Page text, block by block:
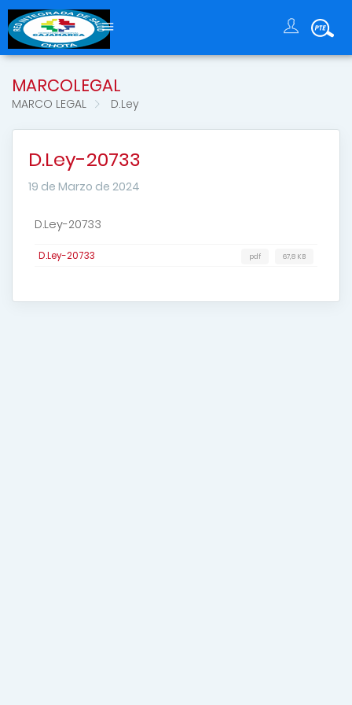
MARCOLEGAL
MARCO LEGAL D.Ley
D.Ley-20733
19 de Marzo de 2024
D.Ley-20733
D.Ley-20733 67,8 KB
pdf